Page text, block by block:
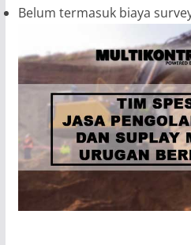
Belum termasuk biaya